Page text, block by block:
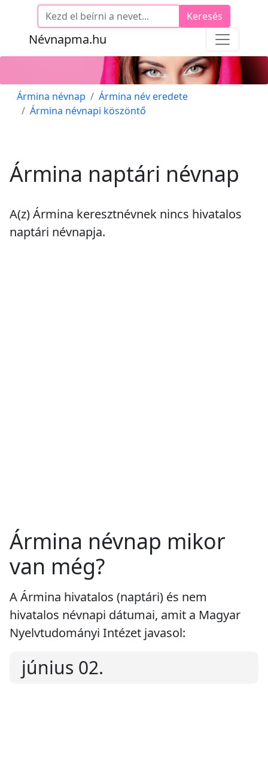
Névnapma.hu
Keresés
Ármina névnap
Ármina név eredete
Ármina névnapi köszöntő
Ármina naptári névnap
A(z) Ármina keresztnévnek nincs hivatalos
naptári névnapja.
Ármina névnap mikor
van még?
A Ármina hivatalos (naptári) és nem
hivatalos névnapi dátumai, amit a Magyar
Nyelvtudományi Intézet javasol:
június 02.